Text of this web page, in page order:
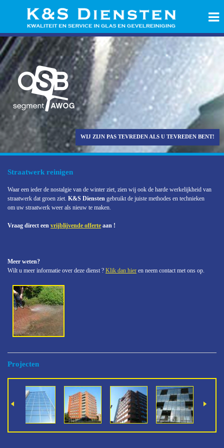
WIJ ZIJN PAS TEVREDEN ALS U TEVREDEN BENT!
Straatwerk reinigen
Waar een ieder de nostalgie van de winter ziet, zien wij ook de harde werkelijkheid van
straatwerk dat groen ziet. K&S Diensten gebruikt de juiste methodes en technieken
om uw straatwerk weer als nieuw te maken.
Vraag direct een vrijblijvende offerte aan !
Meer weten?
Wilt u meer informatie over deze dienst ? Klik dan hier en neem contact met ons op.
Projecten